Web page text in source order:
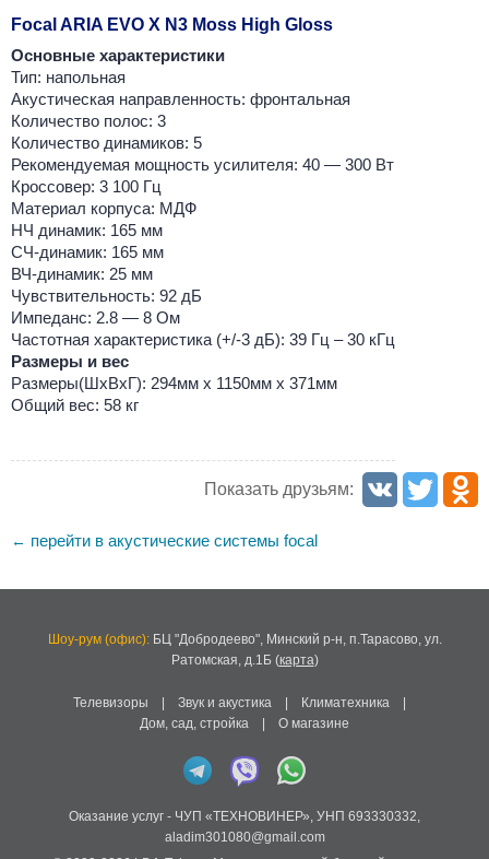
Focal ARIA EVO X N3 Moss High Gloss
Основные характеристики
Тип: напольная
Акустическая направленность: фронтальная
Количество полос: 3
Количество динамиков: 5
Рекомендуемая мощность усилителя: 40 — 300 Вт
Кроссовер: 3 100 Гц
Материал корпуса: МДФ
НЧ динамик: 165 мм
СЧ-динамик: 165 мм
ВЧ-динамик: 25 мм
Чувствительность: 92 дБ
Импеданс: 2.8 — 8 Ом
Частотная характеристика (+/-3 дБ): 39 Гц – 30 кГц
Размеры и вес
Размеры(ШxВxГ): 294мм x 1150мм x 371мм
Общий вес: 58 кг
Показать друзьям:
← перейти в акустические системы focal
Шоу-рум (офис):БЦ "Добродеево", Минский р-н, п.Тарасово, ул.
Ратомская, д.1Б(карта)
Телевизоры Звук и акустика Климатехника
Дом, сад, стройка
О магазине
Оказание услуг - ЧУП «ТЕХНОВИНЕР», УНП 693330332,
aladim301080@gmail.com